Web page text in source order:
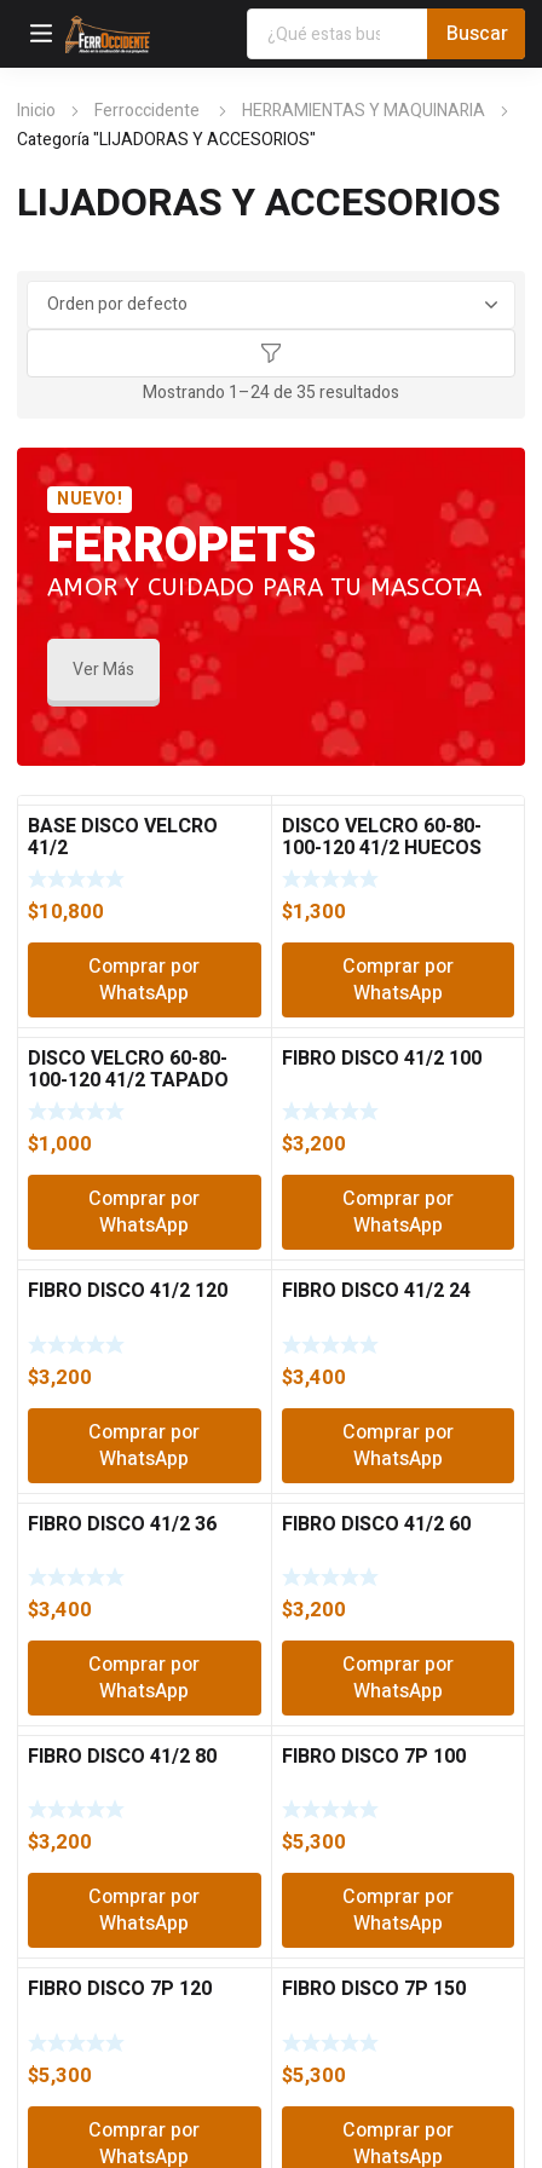
Inicio Ferroccidente
HERRAMIENTAS Y MAQUINARIA
Categoría "LIJADORAS Y ACCESORIOS"
LIJADORAS Y ACCESORIOS
Mostrando 1–24 de 35 resultados
NUEVO!
FERROPETS
AMOR Y CUIDADO PARA TU MASCOTA
Ver Más
BASE DISCO VELCRO
41/2
$10,800
Comprar por
WhatsApp
DISCO VELCRO 60-80-
100-120 41/2 HUECOS
$1,300
Comprar por
WhatsApp
DISCO VELCRO 60-80-
100-120 41/2 TAPADO
$1,000
Comprar por
WhatsApp
FIBRO DISCO 41/2 100
$3,200
Comprar por
WhatsApp
FIBRO DISCO 41/2 120
$3,200
Comprar por
WhatsApp
FIBRO DISCO 41/2 24
$3,400
Comprar por
WhatsApp
FIBRO DISCO 41/2 36
$3,400
Comprar por
WhatsApp
FIBRO DISCO 41/2 60
$3,200
Comprar por
WhatsApp
FIBRO DISCO 41/2 80
$3,200
Comprar por
WhatsApp
FIBRO DISCO 7P 100
$5,300
Comprar por
WhatsApp
FIBRO DISCO 7P 120
$5,300
Comprar por
WhatsApp
FIBRO DISCO 7P 150
$5,300
Comprar por
WhatsApp